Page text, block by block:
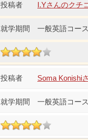
I.Yさんのクチ
一般英語コー
Soma Konishi
一般英語コー